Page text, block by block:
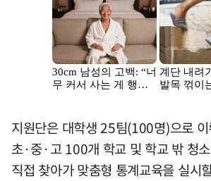
지원단은 대학생 25팀(100명)으로
초·중·고 100개 학교 및 학교 밖 청
직접 찾아가 맞춤형 통계교육을 실시